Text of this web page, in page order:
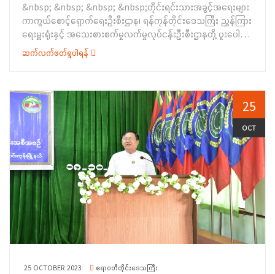
အသေးစား စက်မှုလက်မှုလုပ်ငန်းဦးစီးဌာနမှ ဒုတိယဦးစီးမှူး ဒေါ်နွယ်
နွယ်အောင်က ဦးစီးဌာနမှ ဖွင့်လှစ် ထားသော
အသက်မွေးဝမ်းကျောင်းပညာဆိုင်ရာသင်တန်းများမှ အခြေခံ
စားသောက်ကုန် သင်တန်း၊ အခြေခံအိမ်တွင်းမှု သင်တန်းများ၊ ရိုးရာ
ကရင်ပြည်နယ်၊ ညွှန်ကြားရေး မှူးရုံးမှ ဦးစီးအရာရှိ ဒေါ်မြတ်သီရိ
အောင်က တိုင်းရင်းသားဘာသာသင် ဆရာ/ ဆရာမ Teaching
Assistant (TA)နှင့် Language Teacher (LT) များခန့်အပ်ထား
မှုကိစ္စများ၊ တိုင်းရင်းသား စာပေ နှင့် ယဉ်ကျေးမှုဦးစီးဌာန၊ ပြည်နယ်
ညွှန်ကြားရေးမှူးရုံး၏ ဆောင်ရွက်နေမှုများကို ရှင်းလင်းပြော ကြားခဲ့
ပြီး တိုင်းရင်းသားအခွင့်အရေးများကာကွယ်စောင့်ရှောက်ရေး
ဦးစီးဌာန၊ ကရင်ပြည်နယ်၊ ညွှန်ကြားရေးမှူးရုံးမှအငယ်တန်းစာရေးဦး
အောင်ဖြိုးသော်ကအမုန်းစကားနှင့်အကြမ်းဖက်မှုဖြစ်စေရန်လှုံ့ဆော်မှု
ကိုတားဆီးခြင်းဆိုင်ရာ အသိပညာပေးခြင်းကိစ္စများအကြောင်းနှင့်
ရပ်ရွာအခြေပြု အသက်မွေးဝမ်းကျောင်းပညာ လိုအပ်ချက်တို့ကို
ဆန်းစစ်စီမံခြင်း စစ်တမ်းမေးခွန်းလွှာနှင့်ပတ်သက်၍ ရှင်းလင်းပြော
ကြားပြီးနောက် စစ်တမ်းကောက်ယူခဲ့ရာ တက်ရောက်လာကြသော
တက်ရောက်လာကြသူများနှင့် စုပေါင်းမှတ်တမ်းတင်ဓါတ်ပုံရိုက်ကူးကာ
&nbsp; &nbsp; &nbsp; &nbsp;တိုင်းရင်းသားအခွင့်အရေးများ
ကာကွယ်စောင့်ရှောက်ရေးဦးစီးဌာန၊ ရန်ကုန်တိုင်းဒေသကြီး ညွှန်ကြား
ရေးမှူးရုံးနှင့် အသေးစားစက်မှုလက်မှုလုပ်ငန်းဦးစီးဌာနတို့ ပူးပေါင်း
ကျင်းပသည့် “သီးနှံအခြေခံယို၊ ဖျော်ရည်အမျိုးမျိုးနှင့် သီးနှံခြောက်
တန်ဖိုးမြှင့် စားသောက်ကုန်ထုတ်လုပ်မှု နည်းပညာသင်တန်း” ဖွင့်ပွဲ
အချိန် တွင် ရန်ကုန်တိုင်းဒေသကြီး၊ မှော်ဘီမြို့နယ်၊ ကျီးပင်ဆိပ်
ကျေးရွာ၊ မူလတန်းကျောင်း၌ ကျင်းပ ပြုလုပ်ခဲ့ပါသည်။&nbsp;
အခမ်းအနားတွင် တိုင်းရင်းသားအခွင့်အရေးများကာကွယ်
စောင့်ရှောက်ရေးဦးစီးဌာန၊ ရန်ကုန်တိုင်းဒေသကြီး ညွှန်ကြားရေးမှူး
ရုံးမှ&nbsp; ဒုတိယညွှန်ကြားရေးမှူး ဒေါ်ဖြူဖြူဝင်းက သင်တန်းဖွင့်
လှစ်ရသည့် ရည်ရွယ်ချက်များကိုလည်းကောင်း၊ အသေးစားစက်မှု
လက်မှုဦးစီးဌာနမှ ဦးစီးအရာရှိ&nbsp; ဒေါ်စန်းထွေးက အသေးစား
စက်မှုလက်မှုဦးစီးဌာနအကြောင်း၊ အသေးစားစက်မှုနှင့် လက်မှုတို့၏
အဓိပ္ပါယ်၊ အသေးစားစက်မှုနှင့်အသေးစားလက်မှုလုပ်ငန်းအကြောင်း၊
သင်တန်း ဖွင့်လှစ်ပေးမှု အခြေအနေနှင့် သင်တန်းဖွင့်လှစ်ရခြင်း၏
ရည်ရွယ်ချက်၊ သင်တန်းတွင် သင်ကြားပေးမည့် အကြောင်းအရာများ
နှင့် အမျိုးအစားတို့ကိုလည်းကောင်း ရှင်းလင်းပြောကြား ခဲ့ပါသည်။
တက်‌ရောက်မည့် သင်တန်းသား၊ သင်တန်းသူများနှင့် စုပေါင်း
ဆက်လက်ဖတ်ရှုပါရန်
25
OCT
25 OCTOBER 2023 ဧရာဝတီတိုင်းဒေသကြီး